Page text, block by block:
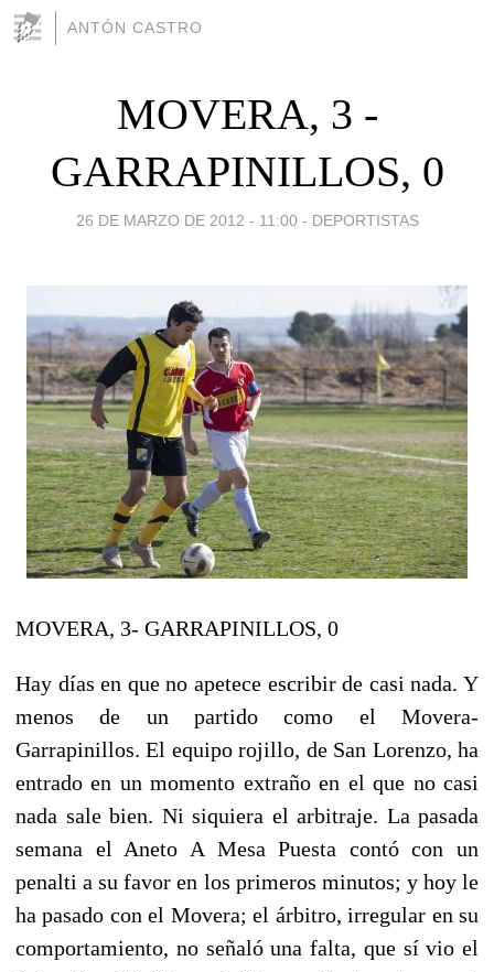
ANTÓN CASTRO
MOVERA, 3 -
GARRAPINILLOS, 0
26 DE MARZO DE 2012 - 11:00 - DEPORTISTAS
MOVERA, 3- GARRAPINILLOS, 0
Hay días en que no apetece escribir de casi nada. Y
menos de un partido como el Movera-
Garrapinillos. El equipo rojillo, de San Lorenzo, ha
entrado en un momento extraño en el que no casi
nada sale bien. Ni siquiera el arbitraje. La pasada
semana el Aneto A Mesa Puesta contó con un
penalti a su favor en los primeros minutos; y hoy le
ha pasado con el Movera; el árbitro, irregular en su
comportamiento, no señaló una falta, que sí vio el